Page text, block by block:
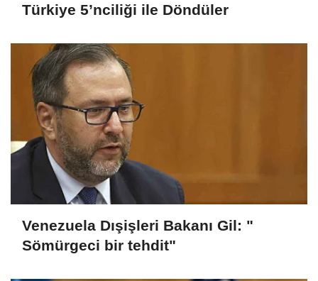
Türkiye 5’nciliği ile Döndüler
Venezuela Dışişleri Bakanı Gil: "
Sömürgeci bir tehdit"